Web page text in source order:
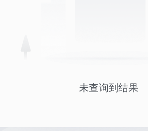
未查询到结果